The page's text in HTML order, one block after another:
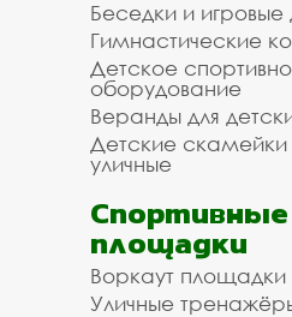
Беседки и
Гимнастические
Детское
оборудование
Веранды для
Детские скамейки
уличные
Спортивные
площадки
Воркаут площадки
Уличные